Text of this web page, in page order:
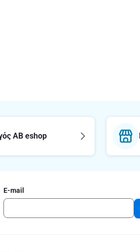
AB eshop
E-mail